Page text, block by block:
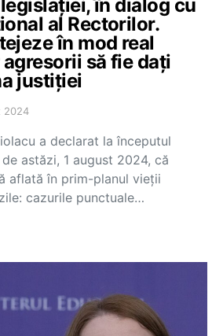
în dialog cu
al Rectorilor.
în mod real
să fie dați
justiției
2024
a declarat la începutul
astăzi, 1 august 2024, că
aflată în prim-planul vieții
cazurile punctuale…